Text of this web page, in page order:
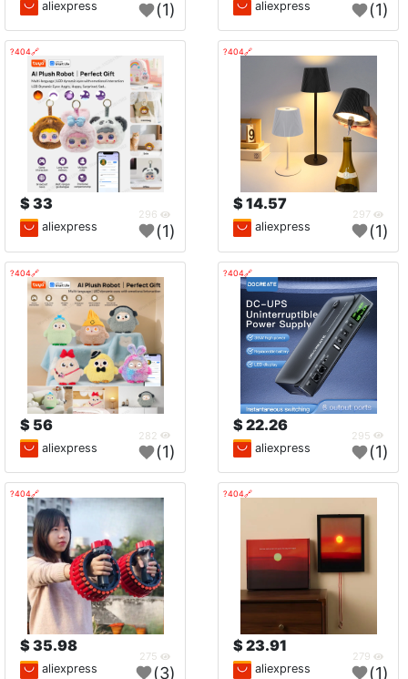
aliexpress (1)
aliexpress (1)
🔗404?
14.57 $
aliexpress (1)
🔗404?
33 $
aliexpress (1)
🔗404?
22.26 $
aliexpress (1)
🔗404?
56 $
aliexpress (1)
🔗404?
23.91 $
aliexpress (1)
🔗404?
35.98 $
aliexpress (3)